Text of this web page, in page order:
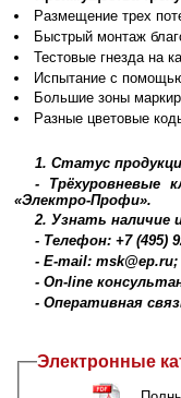
Размещение трех
Быстрый монтаж
Тестовые гнезда на
Испытание с
Большие зоны
Разные цветовые
1. Статус
- Трёхуровневые
«Электро-Профи».
2. Узнать наличие
- Телефон: +7 (495)
- E-mail: msk@ep.ru;
- On-line
- Оперативная
Электронные